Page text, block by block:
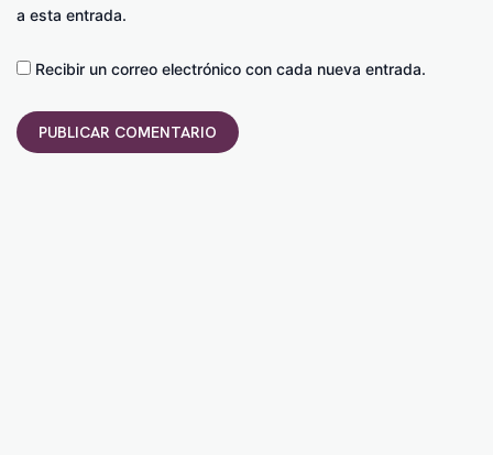
a esta entrada.
Recibir un correo electrónico con cada nueva entrada.